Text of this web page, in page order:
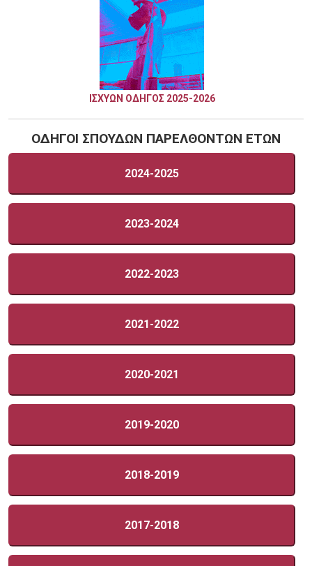
ΙΣΧΥΩΝ ΟΔΗΓΟΣ 2025-2026
ΟΔΗΓΟΙ ΣΠΟΥΔΩΝ ΠΑΡΕΛΘΟΝΤΩΝ ΕΤΩΝ
2024-2025
2023-2024
2022-2023
2021-2022
2020-2021
2019-2020
2018-2019
2017-2018